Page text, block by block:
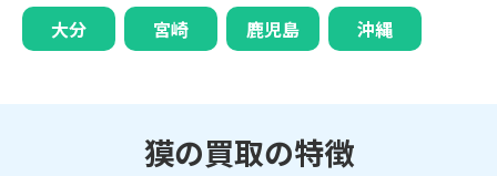
大分 宮崎 鹿児島 沖縄
獏の買取の特徴